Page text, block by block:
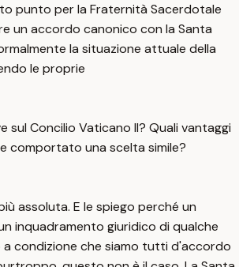
punto per la Fraternità Sacerdotale
un accordo canonico con la Santa
la situazione attuale della
le proprie
sul Concilio Vaticano II? Quali vantaggi
comportato una scelta simile?
assoluta. E le spiego perché un
inquadramento giuridico di qualche
a condizione che siamo tutti d'accordo